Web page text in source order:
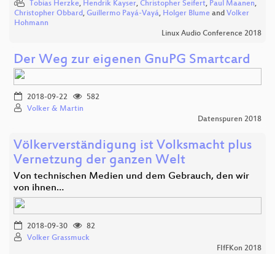
Tobias Herzke, Hendrik Kayser, Christopher Seifert, Paul Maanen,
Christopher Obbard, Guillermo Payá-Vayá, Holger Blume and Volker
Hohmann
Linux Audio Conference 2018
Der Weg zur eigenen GnuPG Smartcard
2018-09-22
582
Volker & Martin
Datenspuren 2018
Völkerverständigung ist Volksmacht plus
Vernetzung der ganzen Welt
Von technischen Medien und dem Gebrauch, den wir
von ihnen…
2018-09-30
82
Volker Grassmuck
FIfFKon 2018